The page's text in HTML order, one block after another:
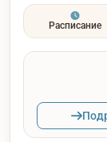
Расписание